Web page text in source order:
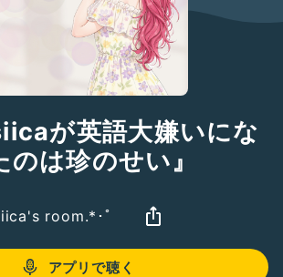
が英語大嫌いにな
のは珍のせい』
room.*･ﾟ
アプリで聴く